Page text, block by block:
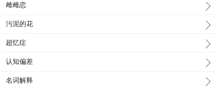
雌雌恋
污泥的花
超忆症
认知偏差
名词解释